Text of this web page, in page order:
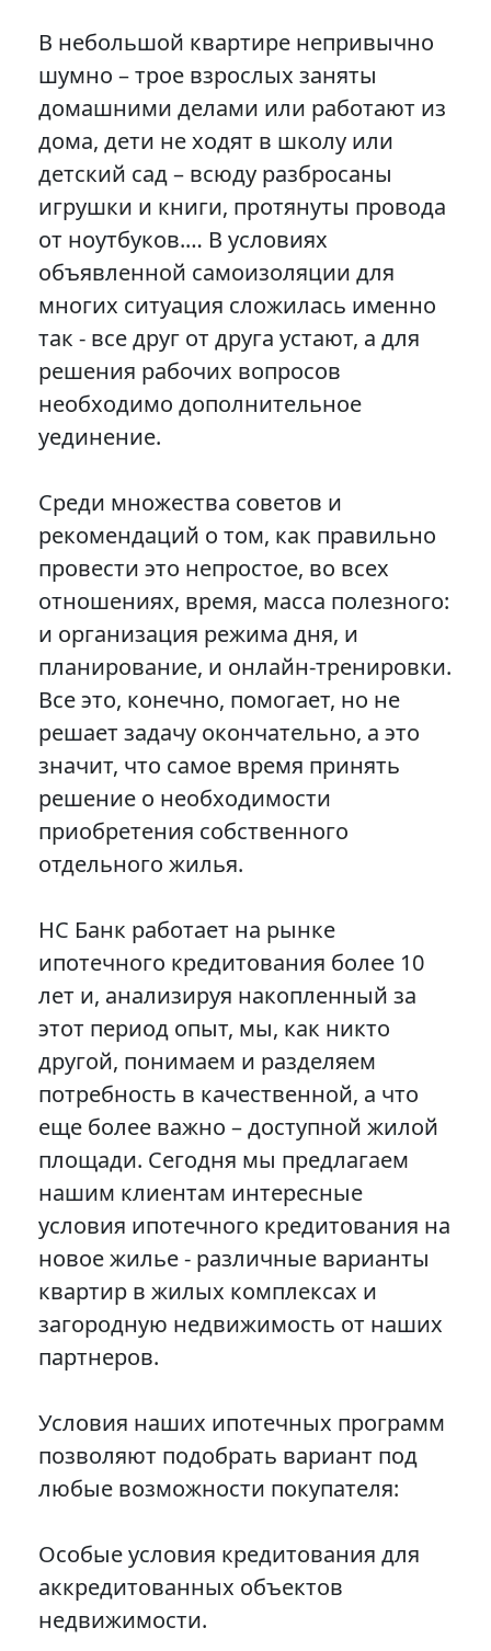
В небольшой квартире непривычно
шумно – трое взрослых заняты
домашними делами или работают из
дома, дети не ходят в школу или
детский сад – всюду разбросаны
игрушки и книги, протянуты провода
от ноутбуков.… В условиях
объявленной самоизоляции для
многих ситуация сложилась именно
так - все друг от друга устают, а для
решения рабочих вопросов
необходимо дополнительное
уединение.
Среди множества советов и
рекомендаций о том, как правильно
провести это непростое, во всех
отношениях, время, масса полезного:
и организация режима дня, и
планирование, и онлайн-тренировки.
Все это, конечно, помогает, но не
решает задачу окончательно, а это
значит, что самое время принять
решение о необходимости
приобретения собственного
отдельного жилья.
НС Банк работает на рынке
ипотечного кредитования более 10
лет и, анализируя накопленный за
этот период опыт, мы, как никто
другой, понимаем и разделяем
потребность в качественной, а что
еще более важно – доступной жилой
площади. Сегодня мы предлагаем
нашим клиентам интересные
условия ипотечного кредитования на
новое жилье - различные варианты
квартир в жилых комплексах и
загородную недвижимость от наших
партнеров.
Условия наших ипотечных программ
позволяют подобрать вариант под
любые возможности покупателя:
Особые условия кредитования для
аккредитованных объектов
недвижимости.